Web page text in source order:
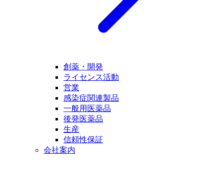
創薬・開発
ライセンス活動
営業
感染症関連製品
一般用医薬品
後発医薬品
生産
信頼性保証
会社案内